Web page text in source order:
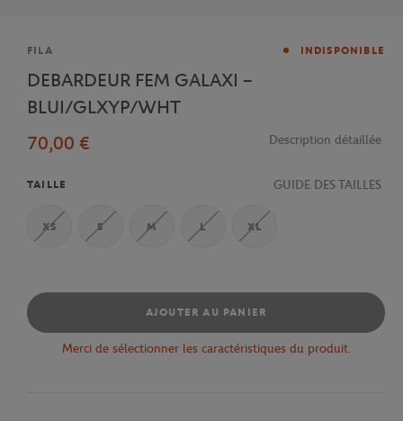
Marque
FILA INDISPONIBLE
DEBARDEUR FEM GALAXI –
BLUI/GLXYP/WHT
70,00 €
Description détaillée
TAILLE GUIDE DES TAILLES
XS S M L XL
AJOUTER AU PANIER
Merci de sélectionner les caractéristiques du produit.